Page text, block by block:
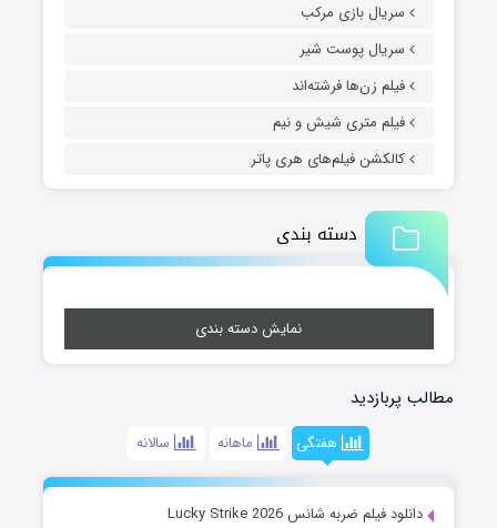
سریال بازی مرکب
سریال پوست شیر
فیلم زن‌ها فرشته‌اند
فیلم متری شیش و نیم
کالکشن فیلم‌های هری پاتر
دسته بندی
نمایش دسته بندی
مطالب پربازدید
هفتگی ماهانه سالانه
دانلود فیلم ضربه شانس Lucky Strike 2026